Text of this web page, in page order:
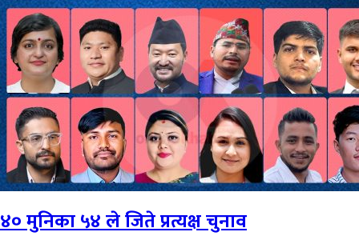
४० मुनिका ५४ ले जिते प्रत्यक्ष चुनाव